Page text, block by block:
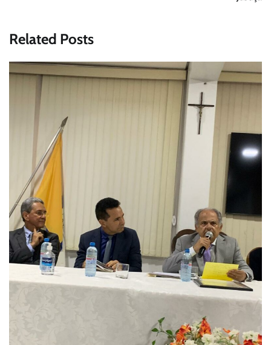
Related Posts